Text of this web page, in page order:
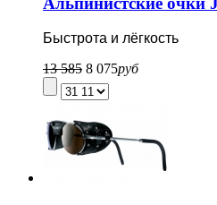
Быстрота и лёгкость
13 585 8 075руб